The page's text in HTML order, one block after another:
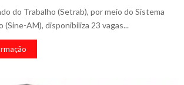
do Trabalho (Setrab), por meio do Sistema
(Sine-AM), disponibiliza 23 vagas...